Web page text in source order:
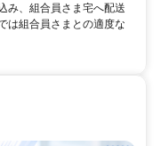
み、組合員さま宅へ配送
は組合員さまとの適度な